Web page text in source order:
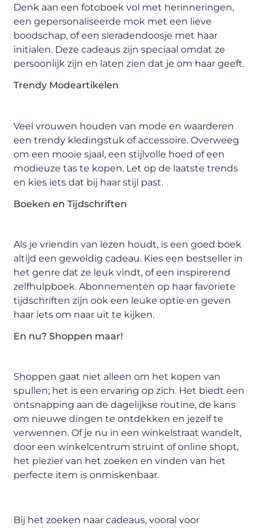
Denk aan een fotoboek vol met herinneringen,
een gepersonaliseerde mok met een lieve
boodschap, of een sieradendoosje met haar
initialen. Deze cadeaus zijn speciaal omdat ze
persoonlijk zijn en laten zien dat je om haar geeft.
Trendy Modeartikelen
Veel vrouwen houden van mode en waarderen
een trendy kledingstuk of accessoire. Overweeg
om een mooie sjaal, een stijlvolle hoed of een
modieuze tas te kopen. Let op de laatste trends
en kies iets dat bij haar stijl past.
Boeken en Tijdschriften
Als je vriendin van lezen houdt, is een goed boek
altijd een geweldig cadeau. Kies een bestseller in
het genre dat ze leuk vindt, of een inspirerend
zelfhulpboek. Abonnementen op haar favoriete
tijdschriften zijn ook een leuke optie en geven
haar iets om naar uit te kijken.
En nu? Shoppen maar!
Shoppen gaat niet alleen om het kopen van
spullen; het is een ervaring op zich. Het biedt een
ontsnapping aan de dagelijkse routine, de kans
om nieuwe dingen te ontdekken en jezelf te
verwennen. Of je nu in een winkelstraat wandelt,
door een winkelcentrum struint of online shopt,
het plezier van het zoeken en vinden van het
perfecte item is onmiskenbaar.
Bij het zoeken naar cadeaus, vooral voor